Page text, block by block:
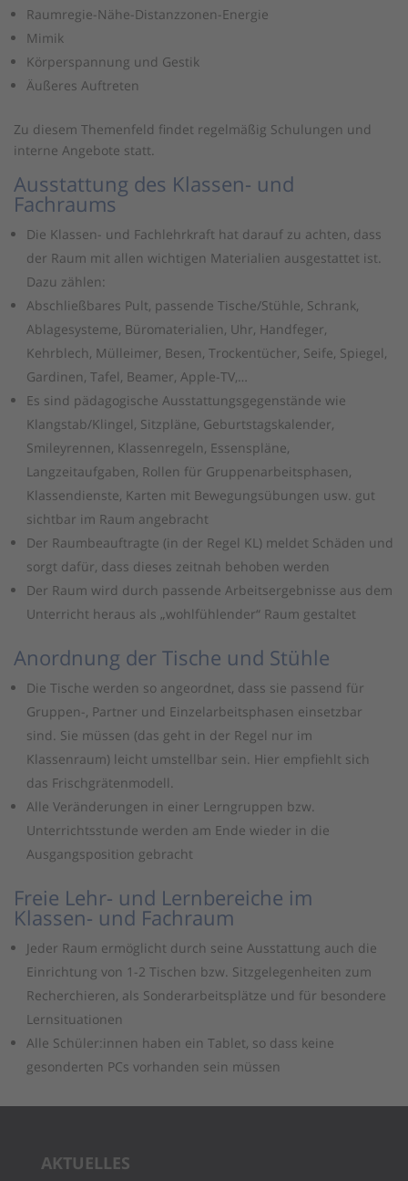
Raumregie-Nähe-Distanzzonen-Energie
Mimik
Körperspannung und Gestik
Äußeres Auftreten
Zu diesem Themenfeld findet regelmäßig Schulungen und
interne Angebote statt.
Ausstattung des Klassen- und
Fachraums
Die Klassen- und Fachlehrkraft hat darauf zu achten, dass
der Raum mit allen wichtigen Materialien ausgestattet ist.
Dazu zählen:
Abschließbares Pult, passende Tische/Stühle, Schrank,
Ablagesysteme, Büromaterialien, Uhr, Handfeger,
Kehrblech, Mülleimer, Besen, Trockentücher, Seife, Spiegel,
Gardinen, Tafel, Beamer, Apple-TV,…
Es sind pädagogische Ausstattungsgegenstände wie
Klangstab/Klingel, Sitzpläne, Geburtstagskalender,
Smileyrennen, Klassenregeln, Essenspläne,
Langzeitaufgaben, Rollen für Gruppenarbeitsphasen,
Klassendienste, Karten mit Bewegungsübungen usw. gut
sichtbar im Raum angebracht
Der Raumbeauftragte (in der Regel KL) meldet Schäden und
sorgt dafür, dass dieses zeitnah behoben werden
Der Raum wird durch passende Arbeitsergebnisse aus dem
Unterricht heraus als „wohlfühlender“ Raum gestaltet
Anordnung der Tische und Stühle
Die Tische werden so angeordnet, dass sie passend für
Gruppen-, Partner und Einzelarbeitsphasen einsetzbar
sind. Sie müssen (das geht in der Regel nur im
Klassenraum) leicht umstellbar sein. Hier empfiehlt sich
das Frischgrätenmodell.
Alle Veränderungen in einer Lerngruppen bzw.
Unterrichtsstunde werden am Ende wieder in die
Ausgangsposition gebracht
Freie Lehr- und Lernbereiche im
Klassen- und Fachraum
Jeder Raum ermöglicht durch seine Ausstattung auch die
Einrichtung von 1-2 Tischen bzw. Sitzgelegenheiten zum
Recherchieren, als Sonderarbeitsplätze und für besondere
Lernsituationen
Alle Schüler:innen haben ein Tablet, so dass keine
gesonderten PCs vorhanden sein müssen
AKTUELLES